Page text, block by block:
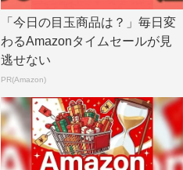
「今日の目玉商品は？」毎日変
わるAmazonタイムセールが見
逃せない
PR(Amazon)